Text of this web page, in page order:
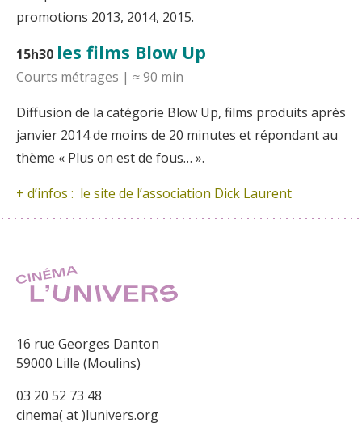
promotions 2013, 2014, 2015.
15h30 les films Blow Up
Courts métrages | ≈ 90 min
Diffusion de la catégorie Blow Up, films produits après
janvier 2014 de moins de 20 minutes et répondant au
thème « Plus on est de fous… ».
+ d’infos : le site de l’association Dick Laurent
16 rue Georges Danton
59000 Lille (Moulins)
03 20 52 73 48
cinema( at )lunivers.org